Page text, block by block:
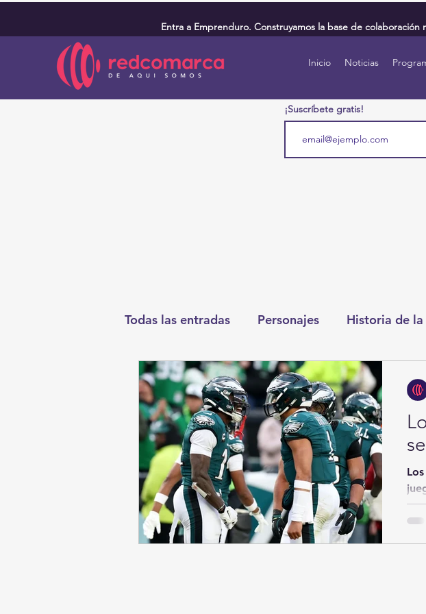
Entra a Emprenduro. Construyamos la base de
Inicio Noticias
¡Suscríbete gratis!
Todas las entradas Personajes Historia de la
Deportes Salud Entretenimiento
Round Cero Columnistas CDMX
Chismes Qué Curioso Gómez Palacio
Durango Titulares en Inicio Coahuila
Los
,